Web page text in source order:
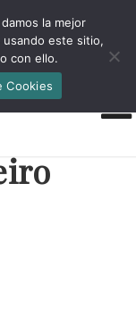
14:00
Whatsapp
la mejor
este sitio,
con ello.
Cookies